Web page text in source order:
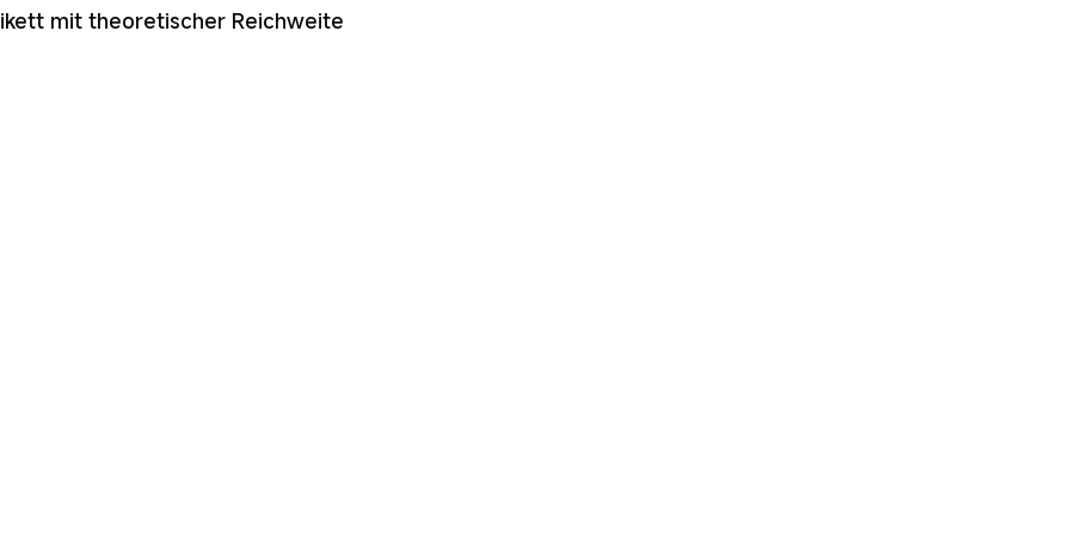
mit theoretischer Reichweite